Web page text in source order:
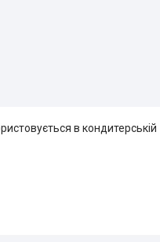
в кондитерській